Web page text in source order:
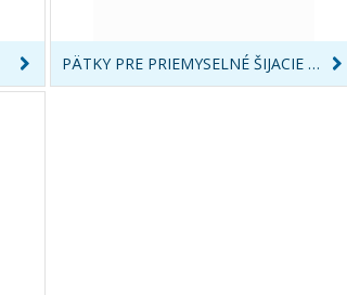
PÄTKY PRE PRIEMYSELNÉ ŠIJACIE STROJE